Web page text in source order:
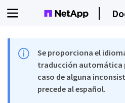
Se proporciona el
traducción automática
caso de alguna
precede al español.